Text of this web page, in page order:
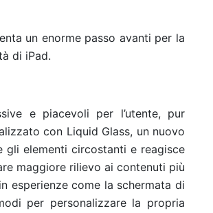
un enorme passo avanti per la
di iPad.
e piacevoli per l’utente, pur
con Liquid Glass, un nuovo
elementi circostanti e reagisce
maggiore rilievo ai contenuti più
esperienze come la schermata di
per personalizzare la propria